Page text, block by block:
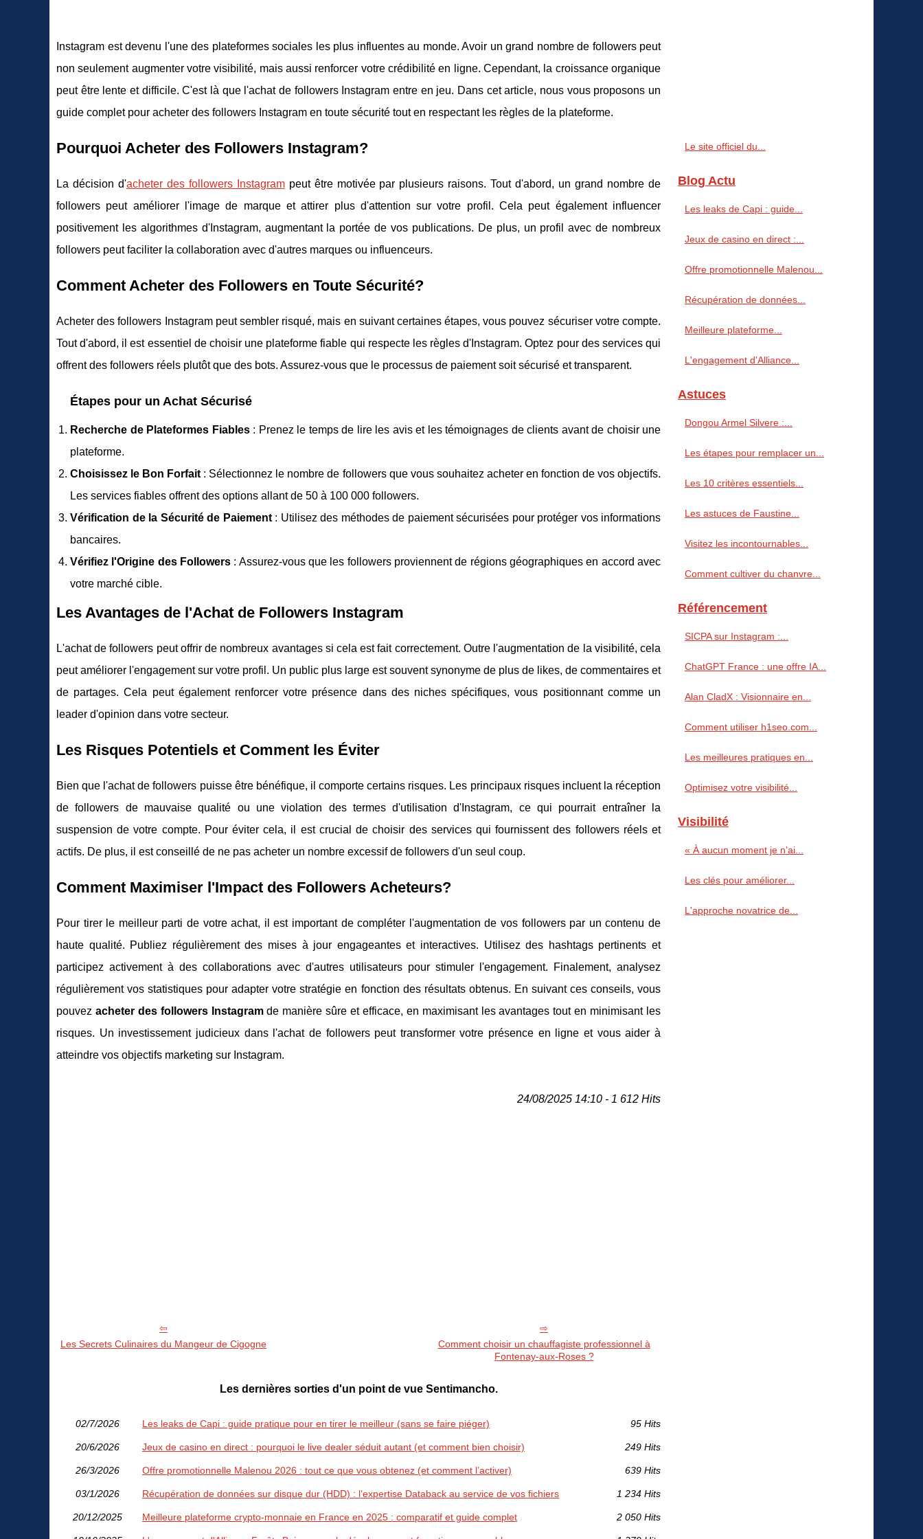
Instagram est devenu l'une des plateformes sociales les plus influentes au monde. Avoir un grand nombre de followers peut
non seulement augmenter votre visibilité, mais aussi renforcer votre crédibilité en ligne. Cependant, la croissance organique
peut être lente et difficile. C'est là que l'achat de followers Instagram entre en jeu. Dans cet article, nous vous proposons un
guide complet pour acheter des followers Instagram en toute sécurité tout en respectant les règles de la plateforme.
Pourquoi Acheter des Followers Instagram?
La décision d'acheter des followers Instagrampeut être motivée par plusieurs raisons. Tout d'abord, un grand nombre de
followers peut améliorer l'image de marque et attirer plus d'attention sur votre profil. Cela peut également influencer
positivement les algorithmes d'Instagram, augmentant la portée de vos publications. De plus, un profil avec de nombreux
followers peut faciliter la collaboration avec d'autres marques ou influenceurs.
Comment Acheter des Followers en Toute Sécurité?
Acheter des followers Instagram peut sembler risqué, mais en suivant certaines étapes, vous pouvez sécuriser votre compte.
Tout d'abord, il est essentiel de choisir une plateforme fiable qui respecte les règles d'Instagram. Optez pour des services qui
offrent des followers réels plutôt que des bots. Assurez-vous que le processus de paiement soit sécurisé et transparent.
Étapes pour un Achat Sécurisé
Recherche de Plateformes Fiables: Prenez le temps de lire les avis et les témoignages de clients avant de choisir une
plateforme.
Choisissez le Bon Forfait : Sélectionnez le nombre de followers que vous souhaitez acheter en fonction de vos objectifs.
Les services fiables offrent des options allant de 50 à 100 000 followers.
Vérification de la Sécurité de Paiement: Utilisez des méthodes de paiement sécurisées pour protéger vos informations
bancaires.
Vérifiez l'Origine des Followers : Assurez-vous que les followers proviennent de régions géographiques en accord avec
votre marché cible.
Les Avantages de l'Achat de Followers Instagram
L'achat de followers peut offrir de nombreux avantages si cela est fait correctement. Outre l'augmentation de la visibilité, cela
peut améliorer l'engagement sur votre profil. Un public plus large est souvent synonyme de plus de likes, de commentaires et
de partages. Cela peut également renforcer votre présence dans des niches spécifiques, vous positionnant comme un
leader d'opinion dans votre secteur.
Les Risques Potentiels et Comment les Éviter
Bien que l'achat de followers puisse être bénéfique, il comporte certains risques. Les principaux risques incluent la réception
de followers de mauvaise qualité ou une violation des termes d'utilisation d'Instagram, ce qui pourrait entraîner la
suspension de votre compte. Pour éviter cela, il est crucial de choisir des services qui fournissent des followers réels et
actifs. De plus, il est conseillé de ne pas acheter un nombre excessif de followers d'un seul coup.
Comment Maximiser l'Impact des Followers Acheteurs?
Pour tirer le meilleur parti de votre achat, il est important de compléter l'augmentation de vos followers par un contenu de
haute qualité. Publiez régulièrement des mises à jour engageantes et interactives. Utilisez des hashtags pertinents et
participez activement à des collaborations avec d'autres utilisateurs pour stimuler l'engagement. Finalement, analysez
régulièrement vos statistiques pour adapter votre stratégie en fonction des résultats obtenus. En suivant ces conseils, vous
pouvez acheter des followers Instagramde manière sûre et efficace, en maximisant les avantages tout en minimisant les
risques. Un investissement judicieux dans l'achat de followers peut transformer votre présence en ligne et vous aider à
atteindre vos objectifs marketing sur Instagram.
24/08/2025 14:10 - 1 612 Hits
Les Secrets Culinaires du Mangeur de Cigogne
Comment choisir un chauffagiste professionnel à
Fontenay-aux-Roses ?
Les dernières sorties d'un point de vue Sentimancho.
02/7/2026 Les leaks de Capi : guide pratique pour en tirer le meilleur (sans se faire piéger) 95 Hits
20/6/2026 Jeux de casino en direct : pourquoi le live dealer séduit autant (et comment bien choisir) 249 Hits
26/3/2026 Offre promotionnelle Malenou 2026 : tout ce que vous obtenez (et comment l’activer) 639 Hits
03/1/2026 Récupération de données sur disque dur (HDD) : l’expertise Databack au service de vos fichiers 1 234 Hits
20/12/2025 Meilleure plateforme crypto-monnaie en France en 2025 : comparatif et guide complet 2 050 Hits
Le site officiel du...
Blog Actu
Les leaks de Capi : guide...
Jeux de casino en direct :...
Offre promotionnelle Malenou...
Récupération de données...
Meilleure plateforme...
L'engagement d'Alliance...
Astuces
Dongou Armel Silvere :...
Les étapes pour remplacer un...
Les 10 critères essentiels...
Les astuces de Faustine...
Visitez les incontournables...
Comment cultiver du chanvre...
Référencement
SICPA sur Instagram :...
ChatGPT France : une offre IA...
Alan CladX : Visionnaire en...
Comment utiliser h1seo.com...
Les meilleures pratiques en...
Optimisez votre visibilité...
Visibilité
« À aucun moment je n’ai...
Les clés pour améliorer...
L'approche novatrice de...